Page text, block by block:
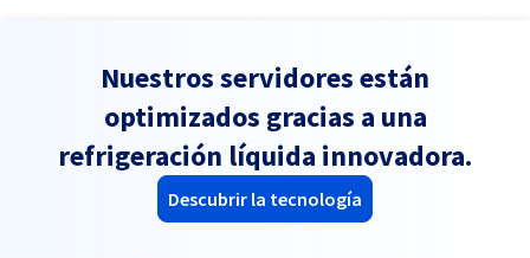
Nuestros servidores están
optimizados gracias a una
refrigeración líquida innovadora.
Descubrir la tecnología